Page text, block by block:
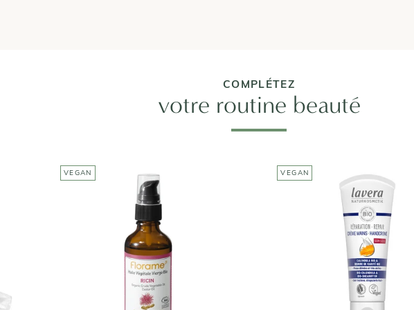
COMPLÉTEZ
votre routine beauté
VEGAN
FLORAME
Huile Végétale de Ricin
7,50€
Taille : 50 mL
VEGAN
LAVERA
Réparation Crème
6,00€
Taille : 75 ml